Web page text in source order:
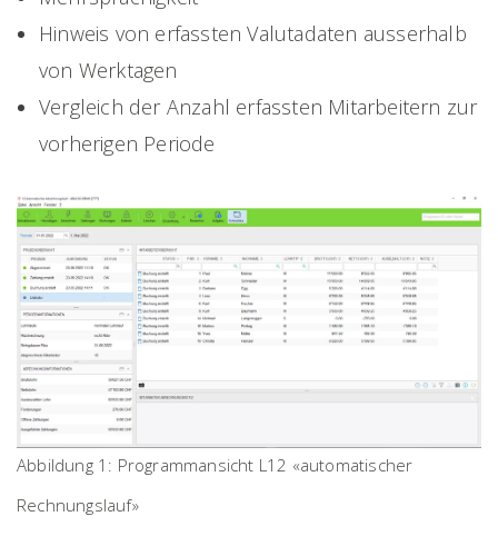
Hinweis von erfassten Valutadaten ausserhalb
von Werktagen
Vergleich der Anzahl erfassten Mitarbeitern zur
vorherigen Periode
Abbildung 1: Programmansicht L12 «automatischer
Rechnungslauf»